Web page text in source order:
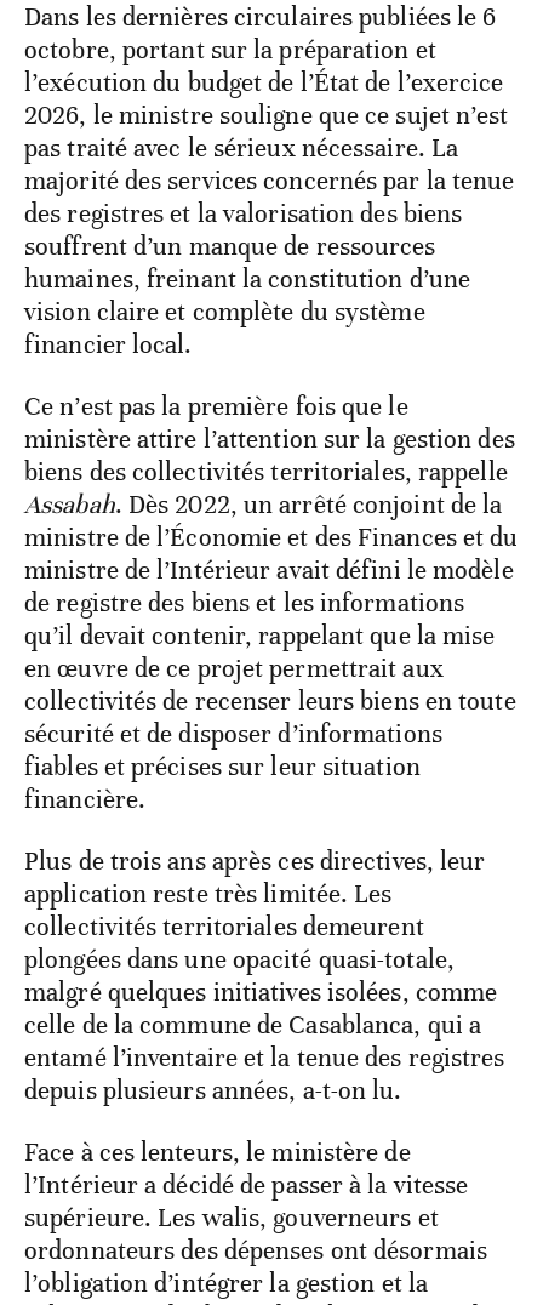
Dans les dernières circulaires publiées le 6
octobre, portant sur la préparation et
l’exécution du budget de l’État de l’exercice
2026, le ministre souligne que ce sujet n’est
pas traité avec le sérieux nécessaire. La
majorité des services concernés par la tenue
des registres et la valorisation des biens
souffrent d’un manque de ressources
humaines, freinant la constitution d’une
vision claire et complète du système
financier local.
Ce n’est pas la première fois que le
ministère attire l’attention sur la gestion des
biens des collectivités territoriales, rappelle
Assabah. Dès 2022, un arrêté conjoint de la
ministre de l’Économie et des Finances et du
ministre de l’Intérieur avait défini le modèle
de registre des biens et les informations
qu’il devait contenir, rappelant que la mise
en œuvre de ce projet permettrait aux
collectivités de recenser leurs biens en toute
sécurité et de disposer d’informations
fiables et précises sur leur situation
financière.
Plus de trois ans après ces directives, leur
application reste très limitée. Les
collectivités territoriales demeurent
plongées dans une opacité quasi-totale,
malgré quelques initiatives isolées, comme
celle de la commune de Casablanca, qui a
entamé l’inventaire et la tenue des registres
depuis plusieurs années, a-t-on lu.
Face à ces lenteurs, le ministère de
l’Intérieur a décidé de passer à la vitesse
supérieure. Les walis, gouverneurs et
ordonnateurs des dépenses ont désormais
l’obligation d’intégrer la gestion et la